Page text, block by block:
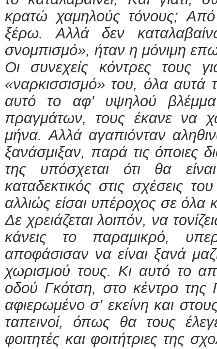
κρατώ χαμηλούς τόνους;
ξέρω. Αλλά δεν
σνομπισμό», ήταν η μόνιμη
Οι συνεχείς κόντρες τους
«ναρκισσισμό» του, όλα
αυτό το αφ' υψηλού
πραγμάτων, τους έκανε να
μήνα. Αλλά αγαπιόνταν
ξανάσμιξαν, παρά τις όποιες
της υπόσχεται ότι θα
καταδεκτικός στις σχέσεις
αλλιώς είσαι υπέροχος σε όλα
Δε χρειάζεται λοιπόν, να
κάνεις το παραμικρό,
αποφάσισαν να είναι ξανά
χωρισμού τους. Κι αυτό το
οδού Γκότση, στο κέντρο της
αφιερωμένο σ' εκείνη και
ταπεινοί, όπως θα τους
φοιτητές και φοιτήτριες της